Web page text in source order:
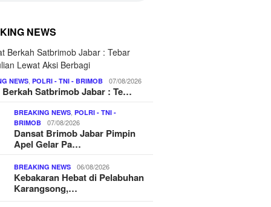
NEWS
NEWS ,POLRI - TNI - BRIMOB 07/08/2026
Berkah Satbrimob Jabar : Te…
BREAKING NEWS ,POLRI - TNI -
BRIMOB
07/08/2026
Dansat Brimob Jabar Pimpin
Apel Gelar Pa…
BREAKING NEWS 06/08/2026
Kebakaran Hebat di Pelabuhan
Karangsong,…